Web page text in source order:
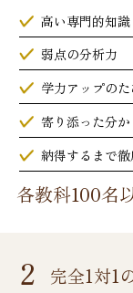
高い専門的知
弱点の分析力
学力アップの
寄り添った分
納得するまで
各教科100名
2 完全1対1